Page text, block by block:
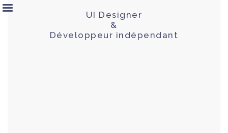
UI Designer
&
Développeur indépendant